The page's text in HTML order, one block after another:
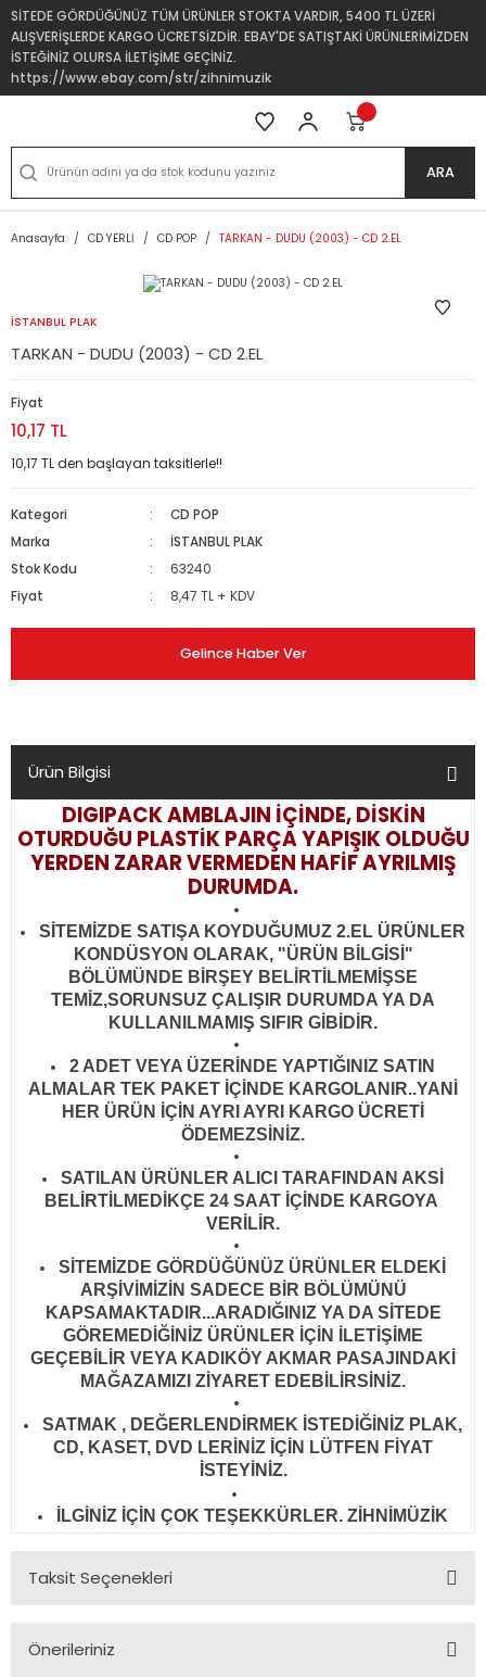
SİTEDE GÖRDÜĞÜNÜZ TÜM ÜRÜNLER STOKTA VARDIR, 5400 TL ÜZERİ
ALIŞVERİŞLERDE KARGO ÜCRETSİZDİR. EBAY'DE SATIŞTAKİ ÜRÜNLERİMİZDEN
İSTEĞİNİZ OLURSA İLETİŞİME GEÇİNİZ.
https://www.ebay.com/str/zihnimuzik
ARA
Anasayfa CD YERLİ CD POP TARKAN - DUDU (2003) - CD 2.EL
İSTANBUL PLAK
TARKAN - DUDU (2003) - CD 2.EL
Fiyat
10,17 TL
10,17 TL den başlayan taksitlerle!!
Kategori
CD POP
Marka
İSTANBUL PLAK
Stok Kodu
63240
Fiyat
8,47 TL + KDV
Gelince Haber Ver
Ürün Bilgisi
DIGIPACK AMBLAJIN İÇİNDE, DİSKİN
OTURDUĞU PLASTİK PARÇA YAPIŞIK OLDUĞU
YERDEN ZARAR VERMEDEN HAFİF AYRILMIŞ
DURUMDA.
SİTEMİZDE SATIŞA KOYDUĞUMUZ 2.EL ÜRÜNLER
KONDÜSYON OLARAK, "ÜRÜN BİLGİSİ"
BÖLÜMÜNDE BİRŞEY BELİRTİLMEMİŞSE
TEMİZ,SORUNSUZ ÇALIŞIR DURUMDA YA DA
KULLANILMAMIŞ SIFIR GİBİDİR.
2 ADET VEYA ÜZERİNDE YAPTIĞINIZ SATIN
ALMALAR TEK PAKET İÇİNDE KARGOLANIR..YANİ
HER ÜRÜN İÇİN AYRI AYRI KARGO ÜCRETİ
ÖDEMEZSİNİZ.
SATILAN ÜRÜNLER ALICI TARAFINDAN AKSİ
BELİRTİLMEDİKÇE 24 SAAT İÇİNDE KARGOYA
VERİLİR.
SİTEMİZDE GÖRDÜĞÜNÜZ ÜRÜNLER ELDEKİ
ARŞİVİMİZİN SADECE BİR BÖLÜMÜNÜ
KAPSAMAKTADIR...ARADIĞINIZ YA DA SİTEDE
GÖREMEDİĞİNİZ ÜRÜNLER İÇİN İLETİŞİME
GEÇEBİLİR VEYA KADIKÖY AKMAR PASAJINDAKİ
MAĞAZAMIZI ZİYARET EDEBİLİRSİNİZ.
SATMAK , DEĞERLENDİRMEK İSTEDİĞİNİZ PLAK,
CD, KASET, DVD LERİNİZ İÇİN LÜTFEN FİYAT
İSTEYİNİZ.
İLGİNİZ İÇİN ÇOK TEŞEKKÜRLER. ZİHNİMÜZİK
Taksit Seçenekleri
Önerileriniz